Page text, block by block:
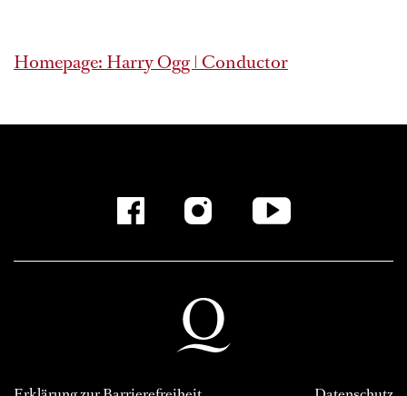
Homepage: Harry Ogg | Conductor